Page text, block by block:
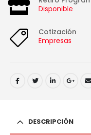
Disponible
Cotización
Empresas
DESCRIPCIÓN